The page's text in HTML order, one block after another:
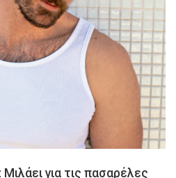
για τις πασαρέλες